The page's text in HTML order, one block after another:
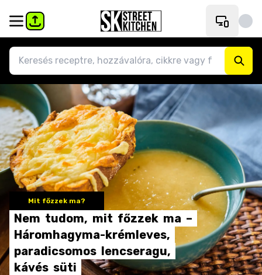
Mit főzzek ma?
Nem tudom, mit főzzek ma –
Háromhagyma-krémleves,
paradicsomos lencseragu,
kávés süti